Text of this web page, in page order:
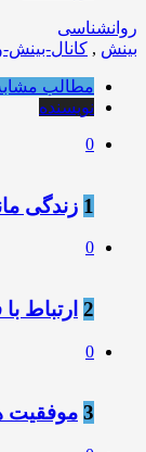
روانشناسی
بینش , کانال-
مطالب
نویسنده
0
1 زندگی
0
2 ارتباط
0
3 موفقیت